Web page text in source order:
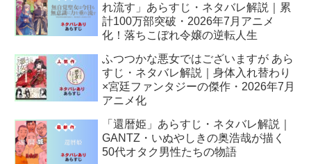
れ流す」あらすじ・ネタバレ解説｜累
計100万部突破・2026年7月アニメ
化！落ちこぼれ令嬢の逆転人生
ふつつかな悪女ではございますが あら
すじ・ネタバレ解説｜身体入れ替わり
×宮廷ファンタジーの傑作・2026年7月
アニメ化
「還暦姫」あらすじ・ネタバレ解説｜
GANTZ・いぬやしきの奥浩哉が描く
50代オタク男性たちの物語